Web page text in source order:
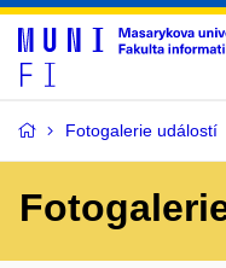
Fotogalerie událostí